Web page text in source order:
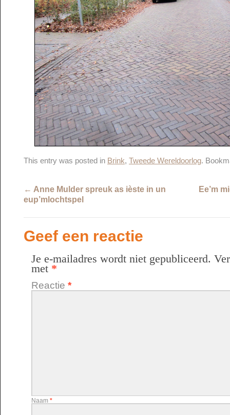
This entry was posted in Brink, Tweede Wereldoorlog.
← Anne Mulder spreuk as ièste in un
eup’mlochtspel
Ee’m
Geef een reactie
Je e-mailadres wordt niet gepubliceerd.
met *
Reactie *
Naam *